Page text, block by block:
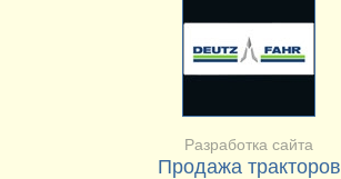
Разработка сайта
Продажа тракторов